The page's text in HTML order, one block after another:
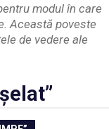
modul în care
Această poveste
de vedere ale